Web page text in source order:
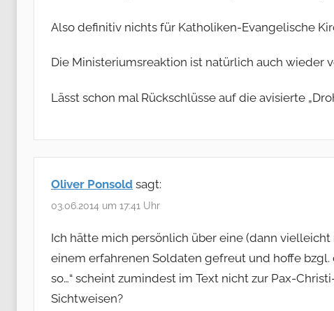
Also definitiv nichts für Katholiken-Evangelische
Die Ministeriumsreaktion ist natürlich auch wieder
Lässt schon mal Rückschlüsse auf die avisierte
Oliver Ponsold sagt:
03.06.2014 um 17:41 Uhr
Ich hätte mich persönlich über eine (dann
einem erfahrenen Soldaten gefreut und hoffe bzgl.
so…“ scheint zumindest im Text nicht zur Pax-
Sichtweisen?